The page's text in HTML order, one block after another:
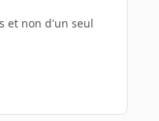
et non d'un seul